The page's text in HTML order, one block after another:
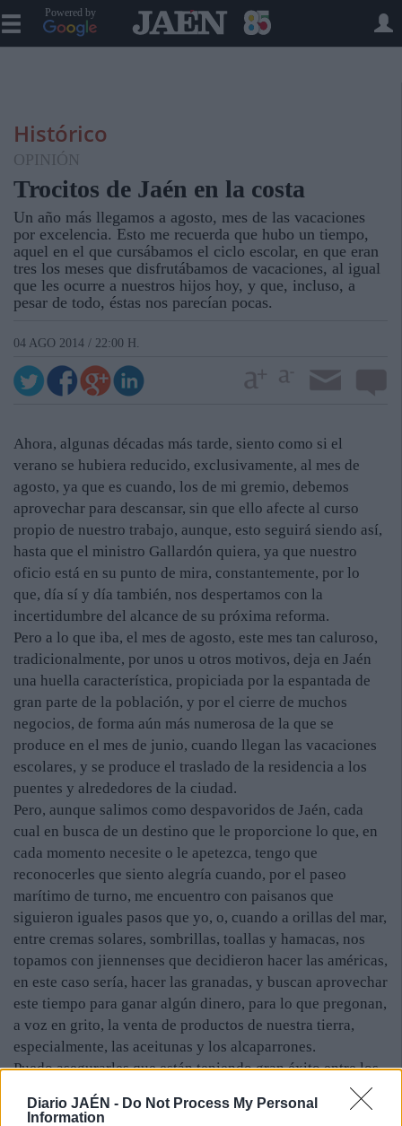
Diario JAÉN - Do Not Process My Personal
Information
Powered by
Histórico
OPINIÓN
Trocitos de Jaén en la costa
Un año más llegamos a agosto, mes de las vacaciones
por excelencia. Esto me recuerda que hubo un tiempo,
aquel en el que cursábamos el ciclo escolar, en que eran
tres los meses que disfrutábamos de vacaciones, al igual
que les ocurre a nuestros hijos hoy, y que, incluso, a
pesar de todo, éstas nos parecían pocas.
04 AGO 2014 / 22:00 H.
Ahora, algunas décadas más tarde, siento como si el
verano se hubiera reducido, exclusivamente, al mes de
agosto, ya que es cuando, los de mi gremio, debemos
aprovechar para descansar, sin que ello afecte al curso
propio de nuestro trabajo, aunque, esto seguirá siendo así,
hasta que el ministro Gallardón quiera, ya que nuestro
oficio está en su punto de mira, constantemente, por lo
que, día sí y día también, nos despertamos con la
incertidumbre del alcance de su próxima reforma.
Pero a lo que iba, el mes de agosto, este mes tan caluroso,
tradicionalmente, por unos u otros motivos, deja en Jaén
una huella característica, propiciada por la espantada de
gran parte de la población, y por el cierre de muchos
negocios, de forma aún más numerosa de la que se
produce en el mes de junio, cuando llegan las vacaciones
escolares, y se produce el traslado de la residencia a los
puentes y alrededores de la ciudad.
Pero, aunque salimos como despavoridos de Jaén, cada
cual en busca de un destino que le proporcione lo que, en
cada momento necesite o le apetezca, tengo que
reconocerles que siento alegría cuando, por el paseo
marítimo de turno, me encuentro con paisanos que
siguieron iguales pasos que yo, o, cuando a orillas del mar,
entre cremas solares, sombrillas, toallas y hamacas, nos
topamos con jiennenses que decidieron hacer las américas,
en este caso sería, hacer las granadas, y buscan aprovechar
este tiempo para ganar algún dinero, para lo que pregonan,
a voz en grito, la venta de productos de nuestra tierra,
especialmente, las aceitunas y los alcaparrones.
Puedo asegurarles que están teniendo gran éxito entre los